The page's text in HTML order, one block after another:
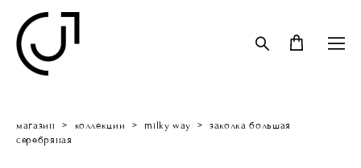
магазин > коллекции > milky way > заколка большая
серебряная